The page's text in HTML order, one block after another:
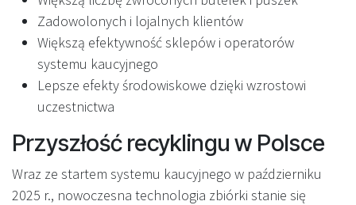
Zadowolonych i lojalnych klientów
Większą efektywność sklepów i operatorów
systemu kaucyjnego
Lepsze efekty środowiskowe dzięki wzrostowi
uczestnictwa
Przyszłość recyklingu w Polsce
Wraz ze startem systemu kaucyjnego w październiku
2025 r., nowoczesna technologia zbiórki stanie się